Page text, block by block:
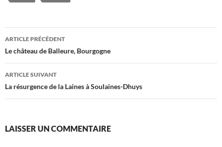
Navigation
des
articles
ARTICLE PRÉCÉDENT
Le château de Balleure, Bourgogne
ARTICLE SUIVANT
La résurgence de la Laines à Soulaines-Dhuys
LAISSER UN COMMENTAIRE